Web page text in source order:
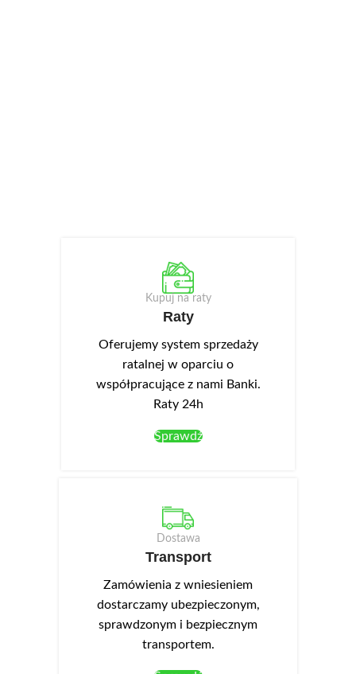
Kupuj na raty
Raty
Oferujemy system sprzedaży
ratalnej w oparciu o
współpracujące z nami Banki.
Raty 24h
Sprawdź
Dostawa
Transport
Zamówienia z wniesieniem
dostarczamy ubezpieczonym,
sprawdzonym i bezpiecznym
transportem.